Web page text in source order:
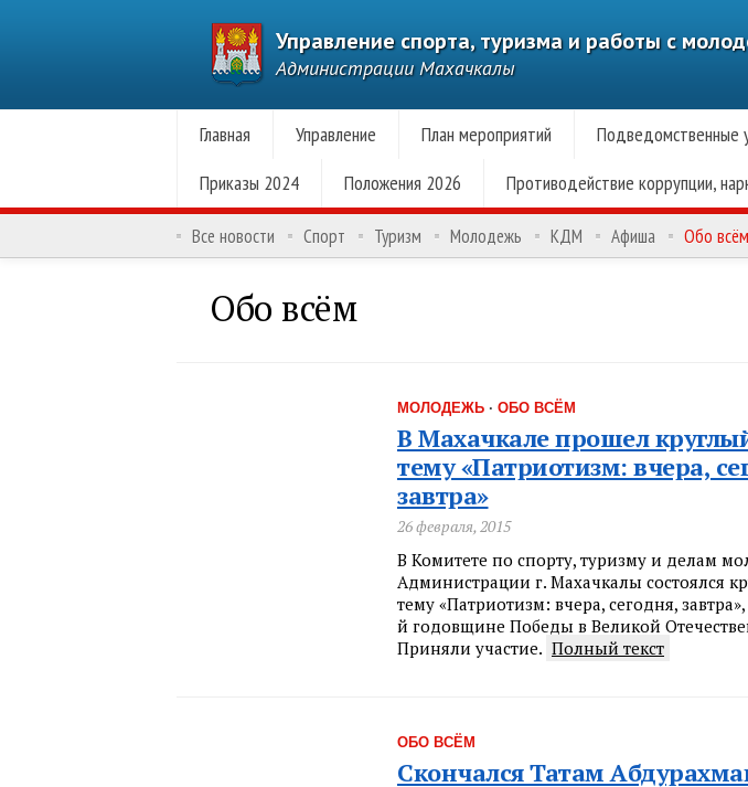
Управление спорта, туризма и работы с
Администрации Махачкалы
Главная Управление План мероприятий Подведомственные
Приказы 2024
Положения 2026 Противодействие коррупции,
Все новости Спорт Туризм Молодежь КДМ Афиша Обо всём
Обо всём
МОЛОДЕЖЬ · ОБО ВСЁМ
В Махачкале прошел
тему «Патриотизм: вчера,
завтра»
26 февраля, 2015
В Комитете по спорту, туризму и делам
Администрации г. Махачкалы состоялся
тему «Патриотизм: вчера, сегодня,
й годовщине Победы в Великой
Приняли участие. Полный текст
ОБО ВСЁМ
Скончался Татам